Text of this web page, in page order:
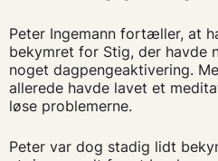
Peter Ingemann fortæller, at
bekymret for Stig, der havde
noget dagpengeaktivering.
allerede havde lavet et
løse problemerne.
Peter var dog stadig lidt